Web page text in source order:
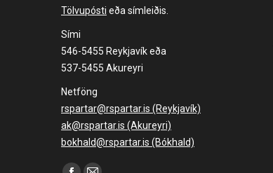
Tölvupósti eða símleiðis.
Sími
546-5455 Reykjavík eða
537-5455 Akureyri
Netföng
rspartar@rspartar.is (Reykjavík)
ak@rspartar.is (Akureyri)
bokhald@rspartar.is (Bókhald)
Find us on: